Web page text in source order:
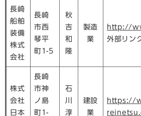
長崎
船舶
装備
株式
会社
長崎
市西
琴平
町1-5
秋
吉
和
隆
製造
業
http://
外部リン
株式
会社
日本
長崎
市神
ノ島
町1-
石
川
淳
建設
業
https://